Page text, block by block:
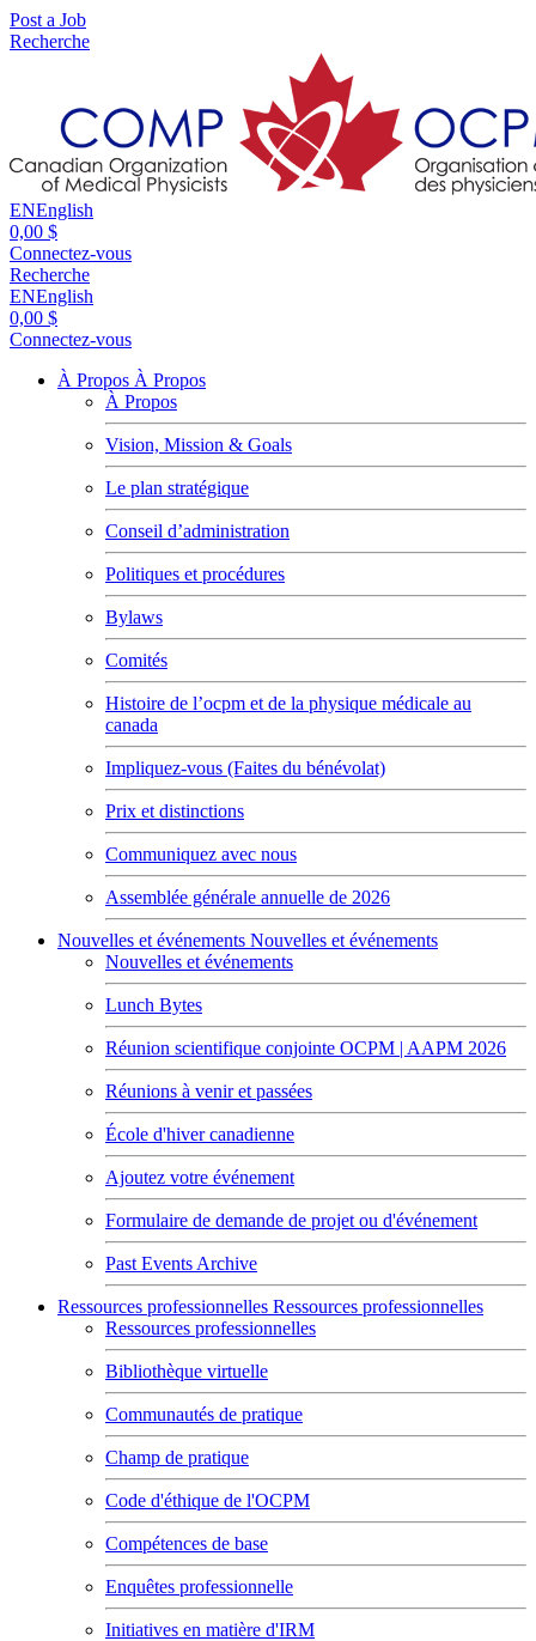
Post a Job
Recherche
ENEnglish
0,00 $
Connectez-vous
Recherche
ENEnglish
0,00 $
Connectez-vous
À Propos À Propos
À Propos
Vision, Mission & Goals
Le plan stratégique
Conseil d’administration
Politiques et procédures
Bylaws
Comités
Histoire de l’ocpm et de la physique médicale au
canada
Impliquez-vous (Faites du bénévolat)
Prix et distinctions
Communiquez avec nous
Assemblée générale annuelle de 2026
Nouvelles et événements Nouvelles et événements
Nouvelles et événements
Lunch Bytes
Réunion scientifique conjointe OCPM | AAPM 2026
Réunions à venir et passées
École d'hiver canadienne
Ajoutez votre événement
Formulaire de demande de projet ou d'événement
Past Events Archive
Ressources professionnelles Ressources professionnelles
Ressources professionnelles
Bibliothèque virtuelle
Communautés de pratique
Champ de pratique
Code d'éthique de l'OCPM
Compétences de base
Enquêtes professionnelle
Initiatives en matière d'IRM